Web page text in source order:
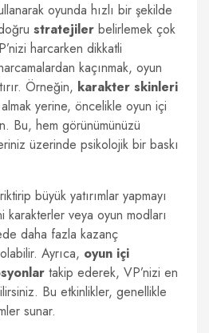
oyunda hızlı bir şekilde
stratejiler belirlemek çok
harcarken dikkatli
kaçınmak, oyun
Örneğin, karakter skinleri
almak yerine, öncelikle oyun içi
Bu, hem görünümünüzü
üzerinde psikolojik bir baskı
büyük yatırımlar yapmayı
veya oyun modları
daha fazla kazanç
Ayrıca, oyun içi
takip ederek, VP’nizi en
Bu etkinlikler, genellikle
sunar.